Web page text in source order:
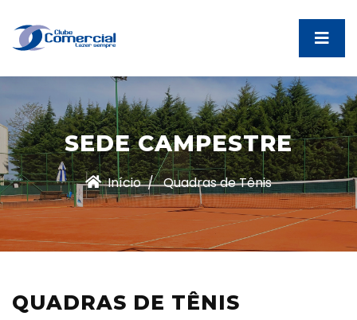
SEDE CAMPESTRE
Início Quadras de Tênis
QUADRAS DE TÊNIS